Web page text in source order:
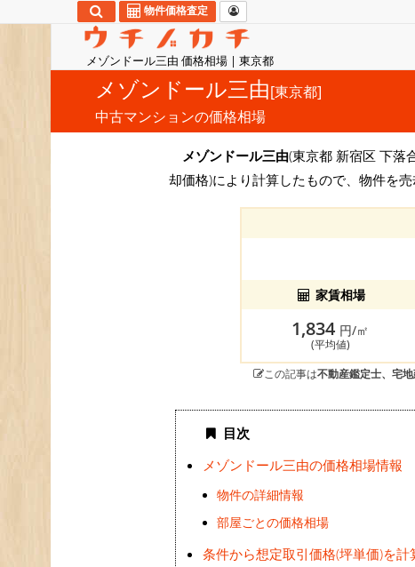
メゾンドール三由 価格相場 | 東京都
物件価格査定
メゾンドール三由[東京都]
中古マンションの価格相場
メゾンドール三由(東京都 新宿区 下落
却価格)により計算したもので、物件を
家賃相場
1,834 円/㎡
(平均値)
この記事は不動産鑑定士、宅
目次
メゾンドール三由の価格相場情報
物件の詳細情報
部屋ごとの価格相場
条件から想定取引価格(坪単価)を計